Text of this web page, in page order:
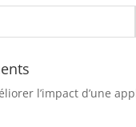
l’impact d’une